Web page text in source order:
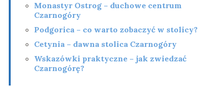
Monastyr Ostrog – duchowe centrum
Czarnogóry
Podgorica – co warto zobaczyć w stolicy?
Cetynia – dawna stolica Czarnogóry
Wskazówki praktyczne – jak zwiedzać
Czarnogórę?